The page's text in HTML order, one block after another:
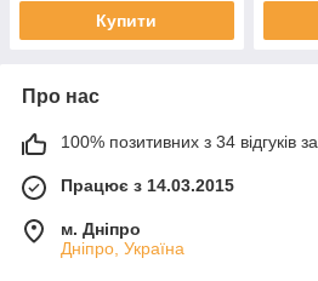
Купити
Про нас
100% позитивних з 34 відгуків за
Працює з 14.03.2015
м. Дніпро
Дніпро, Україна